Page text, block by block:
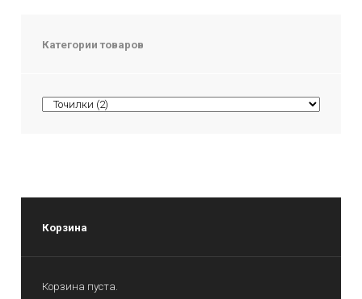
Категории товаров
Корзина
Корзина пуста.